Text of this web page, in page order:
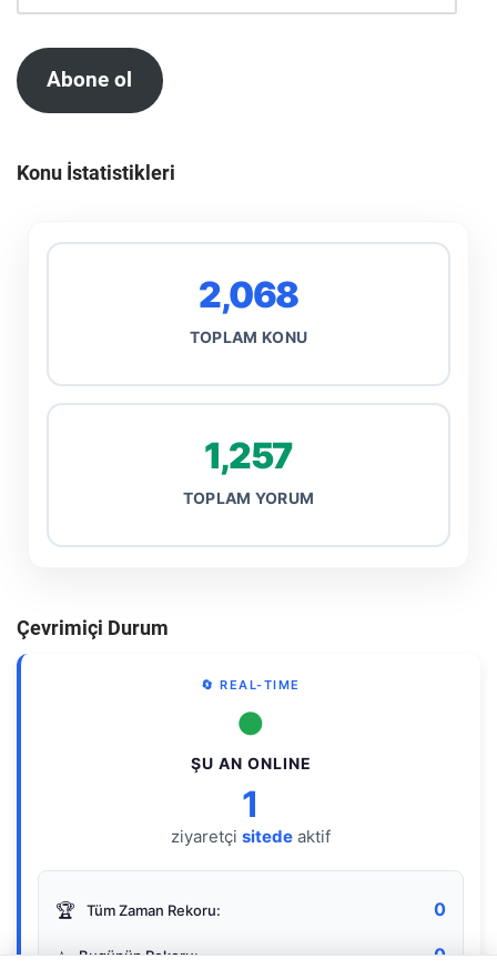
Abone ol
Konu İstatistikleri
2,068
TOPLAM KONU
1,257
TOPLAM YORUM
Çevrimiçi Durum
🔄 REAL-TIME
●
ŞU AN ONLINE
1
ziyaretçi sitede aktif
🏆 Tüm Zaman Rekoru: 0
⭐ Bugünün Rekoru: 0